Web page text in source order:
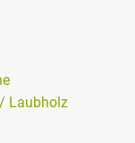
Laubholz